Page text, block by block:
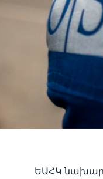
ԵԱՀԿ